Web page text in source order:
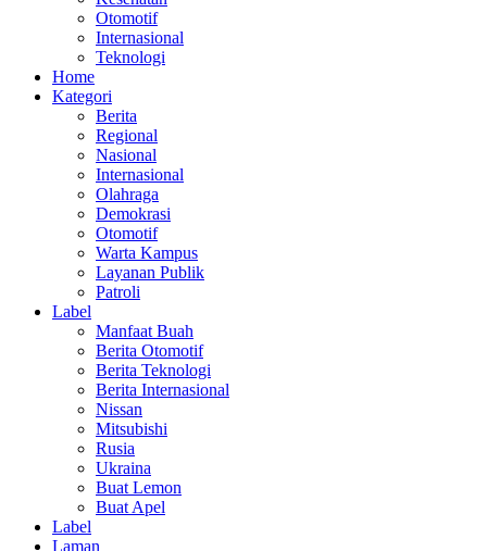
Otomotif
Internasional
Teknologi
Home
Kategori
Berita
Regional
Nasional
Internasional
Olahraga
Demokrasi
Otomotif
Warta Kampus
Layanan Publik
Patroli
Label
Manfaat Buah
Berita Otomotif
Berita Teknologi
Berita Internasional
Nissan
Mitsubishi
Rusia
Ukraina
Buat Lemon
Buat Apel
Label
Laman